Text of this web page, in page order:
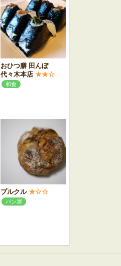
おひつ膳 田んぼ
代々木本店 ★★☆
和食
プルクル ★☆☆
パン屋